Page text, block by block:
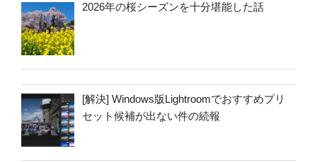
2026年の桜シーズンを十分堪能した話
[解決] Windows版Lightroomでおすすめプリ
セット候補が出ない件の続報